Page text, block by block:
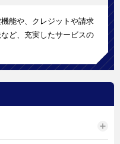
能や、クレジットや請求
ど、充実したサービスの